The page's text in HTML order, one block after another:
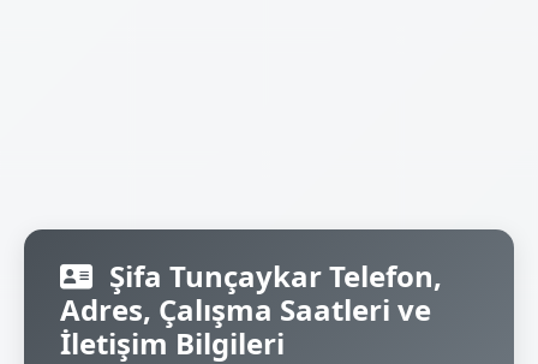
Şifa Tunçaykar Telefon,
Adres, Çalışma Saatleri ve
İletişim Bilgileri